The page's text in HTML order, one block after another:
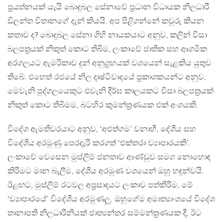
ප‍්‍රයත්නයක් යැයි බොදුබල සේනාවේ ප‍්‍රධාන විධායක නිලධාරී
ඩිලන්ත විතානගේ දැන් කියයි. අප පිළිගන්නේ කවුරු කියන
කතාව ද? බොදුබල සේනා ගිහි නායකයාට අනුව, කලින් වීසා
බලපත‍්‍රයක් නිකුත් කොට තිබීම, ලංකාවේ ජාතික සහ ආගමික
අරගලයට ඇමරිකාව දුන් අනුග‍්‍රහයක් වශයෙන් සැළකිය යුතුව
තිබේ. එහෙත් රජයේ නිල දෘෂ්ටිවාදයේ ප‍්‍රකාශකයන්ට අනුව,
මෙවැනි පුද්ගලයෙකුට එවැනි දීර්ඝ කාලයකට වීසා බලපත‍්‍රයක්
නිකුත් කොට තිබීමම, බටහිර කුමන්ත‍්‍රණයක එක් අංගයකි.
විදේශ ඇමතිවරයාට අනුව, ‘අළුත්ගම’ වනාහී, දේශීය සහ
විදේශීය අරමුණු පෙරදැරි කරගත් ‘එක්තරා ව්‍යාපාරයකි’.
ලංකාවේ වෙසෙන මුස්ලිම් ජනතාව ආණ්ඩුව සමග නොහොඳ
කිරීමට මාන බැලීම, දේශීය අරමුණ වශයෙන් ඔහු හඳුන්වයි.
ඊළඟට, මුස්ලිම් රටවල අප‍්‍රසාදයට ලංකාව පත්කිරීම, මේ
‘ව්‍යාපාරයේ’ විදේශීය අරමුණලූ. ඔහුගේම අමාත්‍යාංශයේ විදේශ
තානාපති නිලධාරිනියක් ජාත්‍යන්තර සම්මන්ත‍්‍රණයක දී, ඊට